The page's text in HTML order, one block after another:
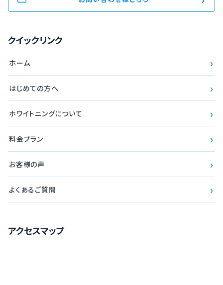
クイックリンク
ホーム ›
はじめての方へ ›
ホワイトニングについて ›
料金プラン ›
お客様の声 ›
よくあるご質問 ›
アクセスマップ